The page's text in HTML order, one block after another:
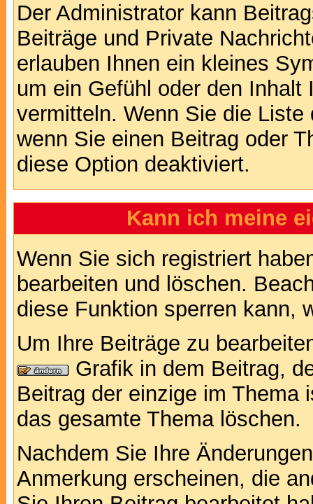
Der Administrator kann
Beiträge und Private
erlauben Ihnen ein kleines
um ein Gefühl oder den
vermitteln. Wenn Sie die
wenn Sie einen Beitrag oder
diese Option deaktiviert.
Kann ich meine
Wenn Sie sich registriert
bearbeiten und löschen.
diese Funktion sperren kann,
Um Ihre Beiträge zu
Grafik in dem Beitrag,
Beitrag der einzige im Thema
das gesamte Thema löschen.
Nachdem Sie Ihre
Anmerkung erscheinen, die